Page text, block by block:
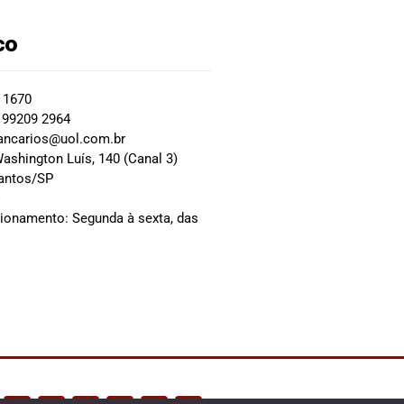
2964
Luís, 140 (Canal 3)
SP
Segunda à sexta, das